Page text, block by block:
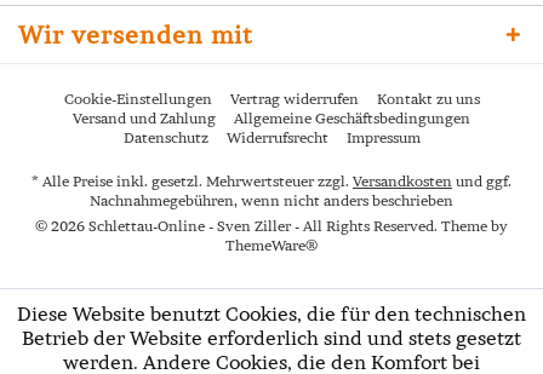
Wir versenden mit
Cookie-Einstellungen Vertrag widerrufen
Kontakt zu uns
Versand und Zahlung
Allgemeine Geschäftsbedingungen
Datenschutz
Widerrufsrecht Impressum
* Alle Preise inkl. gesetzl. Mehrwertsteuer zzgl. Versandkosten und ggf.
Nachnahmegebühren, wenn nicht anders beschrieben
© 2026 Schlettau-Online - Sven Ziller - All Rights Reserved. Theme by
ThemeWare®
Diese Website benutzt Cookies, die für den technischen
Betrieb der Website erforderlich sind und stets gesetzt
werden. Andere Cookies, die den Komfort bei